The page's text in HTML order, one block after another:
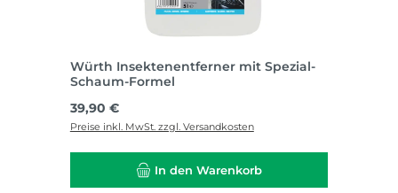
Würth Insektenentferner mit Spezial-
Schaum-Formel
Regulärer Preis:
39,90 €
Preise inkl. MwSt. zzgl. Versandkosten
In den Warenkorb